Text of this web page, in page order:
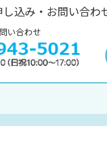
込み・お問い合わ
い合わせ